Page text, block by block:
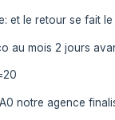
et le retour se fait
au mois 2 jours
notre agence